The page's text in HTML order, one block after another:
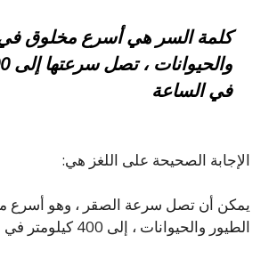
كلمة السر هي أسرع مخلوق في
في الساعة
الإجابة الصحيحة على اللغز هي:
يمكن أن تصل سرعة الصقر ، وهو أسرع
الطيور والحيوانات ، إلى 400 كيلومتر في الساعة.